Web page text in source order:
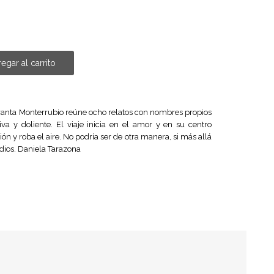
al carrito
Monterrubio reúne ocho relatos con nombres propios
y doliente. El viaje inicia en el amor y en su centro
y roba el aire. No podría ser de otra manera, si más allá
Daniela Tarazona